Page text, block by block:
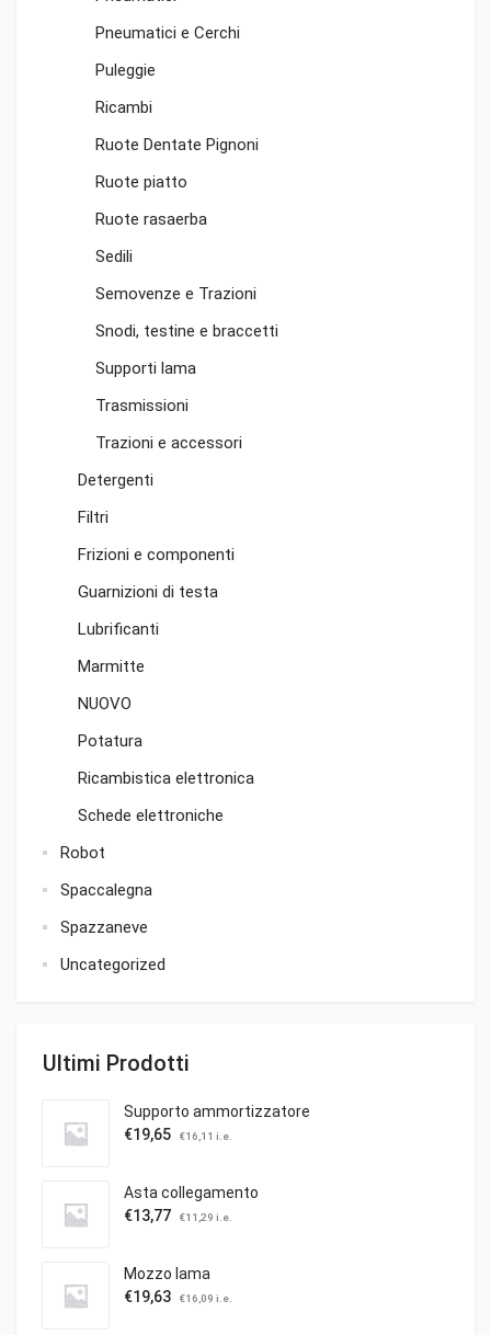
Pneumatici e Cerchi
Puleggie
Ricambi
Ruote Dentate Pignoni
Ruote piatto
Ruote rasaerba
Sedili
Semovenze e Trazioni
Snodi, testine e braccetti
Supporti lama
Trasmissioni
Trazioni e accessori
Detergenti
Filtri
Frizioni e componenti
Guarnizioni di testa
Lubrificanti
Marmitte
NUOVO
Potatura
Ricambistica elettronica
Schede elettroniche
Robot
Spaccalegna
Spazzaneve
Uncategorized
Ultimi Prodotti
Supporto ammortizzatore
€19,65 €16,11 i.e.
Asta collegamento
€13,77 €11,29 i.e.
Mozzo lama
€19,63 €16,09 i.e.